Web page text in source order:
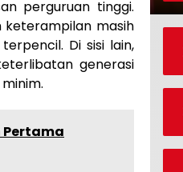
perguruan tinggi.
keterampilan masih
Di sisi lain,
generasi
Pertama